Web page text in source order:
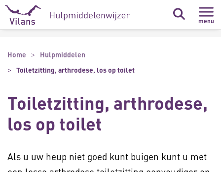
Naar hoofdinhoud
Naar footer
menu
Home
Hulpmiddelen
Toiletzitting, arthrodese, los op toilet
Toiletzitting, arthrodese,
los op toilet
Als u uw heup niet goed kunt buigen kunt u met